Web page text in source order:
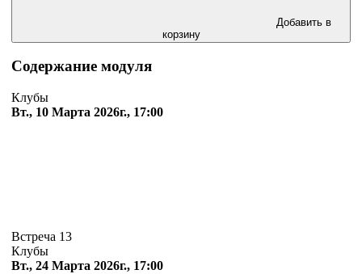
Добавить в
корзину
Содержание модуля
Клубы
Вт., 10 Марта 2026г., 17:00
Встреча 13
Клубы
Вт., 24 Марта 2026г., 17:00